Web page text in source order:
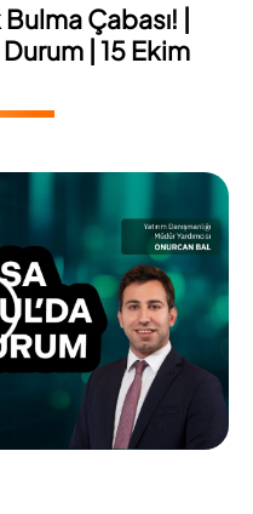
Çabası! |
| 15 Ekim